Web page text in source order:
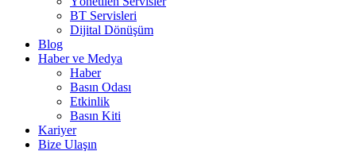
BT Servisleri
Dijital Dönüşüm
Blog
Haber ve Medya
Haber
Basın Odası
Etkinlik
Basın Kiti
Kariyer
Bize Ulaşın